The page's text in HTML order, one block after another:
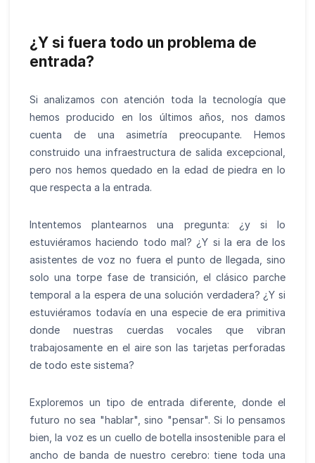
¿Y si fuera todo un problema de
entrada?
Si analizamos con atención toda la tecnología que
hemos producido en los últimos años, nos damos
cuenta de una asimetría preocupante. Hemos
construido una infraestructura de salida excepcional,
pero nos hemos quedado en la edad de piedra en lo
que respecta a la entrada.
Intentemos plantearnos una pregunta: ¿y si lo
estuviéramos haciendo todo mal? ¿Y si la era de los
asistentes de voz no fuera el punto de llegada, sino
solo una torpe fase de transición, el clásico parche
temporal a la espera de una solución verdadera? ¿Y si
estuviéramos todavía en una especie de era primitiva
donde nuestras cuerdas vocales que vibran
trabajosamente en el aire son las tarjetas perforadas
de todo este sistema?
Exploremos un tipo de entrada diferente, donde el
futuro no sea "hablar", sino "pensar". Si lo pensamos
bien, la voz es un cuello de botella insostenible para el
ancho de banda de nuestro cerebro: tiene toda una